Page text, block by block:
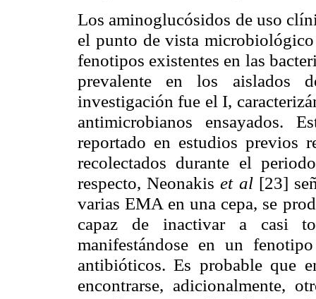
Los aminoglucósidos de uso
el punto de vista
fenotipos existentes en las
prevalente en los aislados
investigación fue el I,
antimicrobianos ensayados.
reportado en estudios previos
recolectados durante el
respecto, Neonakiset al [23]
varias EMA en una cepa, se
capaz de inactivar a casi
manifestándose en un
antibióticos. Es probable que
encontrarse, adicionalmente,